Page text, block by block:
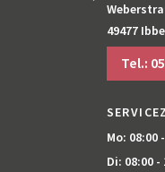
49477
Tel.:
Mo: 08:00
Di: 08:00